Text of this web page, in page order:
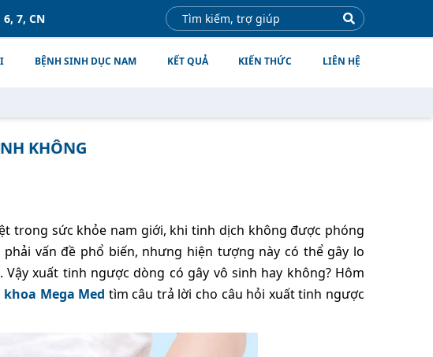
6, 7, CN
BỆNH SINH DỤC NAM KẾT QUẢ KIẾN THỨC LIÊN HỆ
KHÔNG
trong sức khỏe nam giới, khi tinh dịch không được phóng
vấn đề phổ biến, nhưng hiện tượng này có thể gây lo
xuất tinh ngược dòng có gây vô sinh hay không? Hôm
Mega Med tìm câu trả lời cho câu hỏi xuất tinh ngược